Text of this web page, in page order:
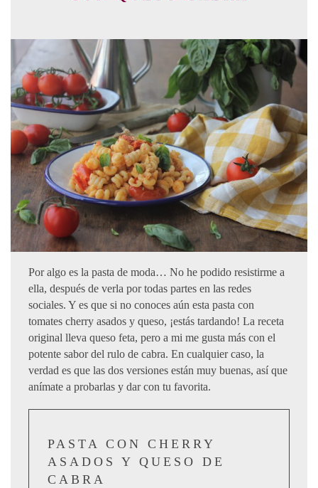
Por algo es la pasta de moda… No he podido resistirme a
ella, después de verla por todas partes en las redes
sociales. Y es que si no conoces aún esta pasta con
tomates cherry asados y queso, ¡estás tardando! La receta
original lleva queso feta, pero a mi me gusta más con el
potente sabor del rulo de cabra. En cualquier caso, la
verdad es que las dos versiones están muy buenas, así que
anímate a probarlas y dar con tu favorita.
PASTA CON CHERRY
ASADOS Y QUESO DE
CABRA